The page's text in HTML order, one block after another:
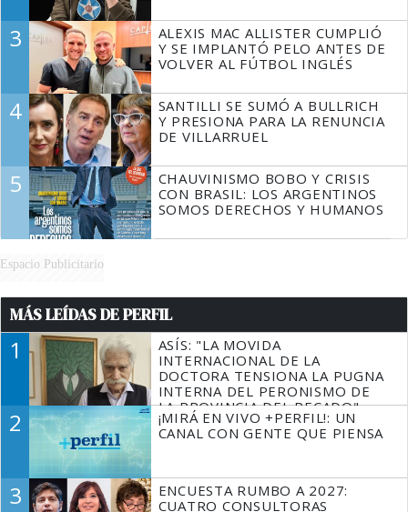
3
ALEXIS MAC ALLISTER CUMPLIÓ
Y SE IMPLANTÓ PELO ANTES DE
VOLVER AL FÚTBOL INGLÉS
4
SANTILLI SE SUMÓ A BULLRICH
Y PRESIONA PARA LA RENUNCIA
DE VILLARRUEL
5
CHAUVINISMO BOBO Y CRISIS
CON BRASIL: LOS ARGENTINOS
SOMOS DERECHOS Y HUMANOS
Espacio Publicitario
MÁS LEÍDAS DE PERFIL
1
ASÍS: "LA MOVIDA
INTERNACIONAL DE LA
DOCTORA TENSIONA LA PUGNA
INTERNA DEL PERONISMO DE
LA PROVINCIA DEL PECADO"
2
¡MIRÁ EN VIVO +PERFIL!: UN
CANAL CON GENTE QUE PIENSA
3
ENCUESTA RUMBO A 2027:
CUATRO CONSULTORAS